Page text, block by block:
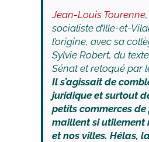
Jean-Louis Tourenne
socialiste d’Ille-et-
l’origine, avec sa
Sylvie Robert, du
Sénat et retoqué par
Il s’agissait de
juridique et surtout
petits commerces
maillent si utilement
et nos villes. Hélas,